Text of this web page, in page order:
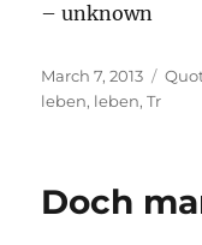
– unknown
Posted
on
March 7, 2013
leben, leben,Tr
Doch